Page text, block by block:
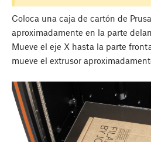
Coloca una caja de cartón de
aproximadamente en la parte
Mueve el eje X hasta la parte
mueve el extrusor